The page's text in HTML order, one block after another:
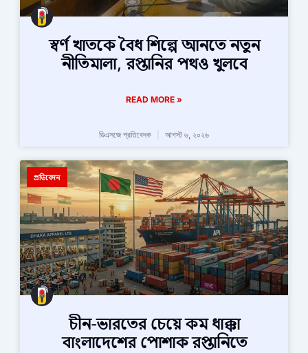
স্বর্ণ খাতকে বৈধ শিল্পে আনতে নতুন
নীতিমালা, রপ্তানির পথও খুলবে
READ MORE »
ডিএসজে প্রতিবেদক আগস্ট ৬, ২০২৬
প্রতিবেদন
চীন-ভারতের চেয়ে কম ধাক্কা
বাংলাদেশের পোশাক রপ্তানিতে